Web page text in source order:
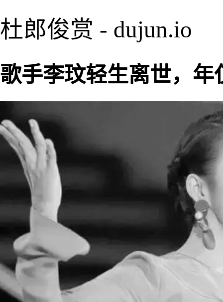
杜郎俊赏 - dujun.io
歌手李玟轻生离世，年